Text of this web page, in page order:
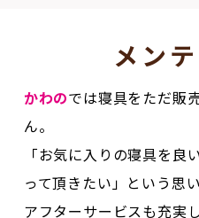
では寝具をただ販
「お気に入りの寝具を良
って頂きたい」という思
アフターサービスも充実